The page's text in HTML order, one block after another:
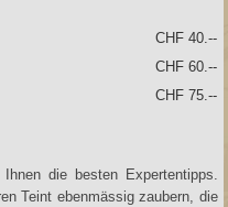
CHF 40.--
CHF 60.--
CHF 75.--
die besten Expertentipps.
Teint ebenmässig zaubern, die